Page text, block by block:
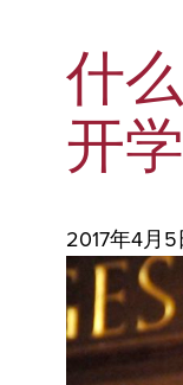
什
开
2017年4月